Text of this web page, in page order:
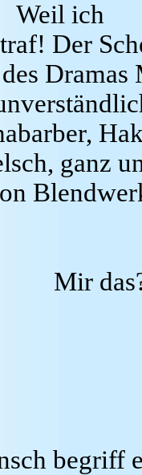
Weil ich
Der
Dramas
ganz
Mir
begriff